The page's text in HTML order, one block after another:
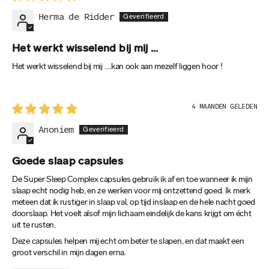
langere termijn na 5-8 weken dagelijks gebruik.
Probeer het Slaapcomplex van Gezonde Eters. Val sneller in
slaap en slaap langer en beter. 👌
kopen
Sta weer fris en vol energie op
en geest
Val snel en diep in slaap en geniet eindelijk van een
welverdiende ontspanning
Veilig ontspannen en omgaan met alledaagse stress
Slaap beter na een jetlag of nachtdienst
Een uniek complex van natuurlijke stoffen, samengesteld
door experts
Je bent minder traag en wordt productiever
Een betere nachtrust voor een betere levenskwaliteit
(Valeriana offi cinalis)
1 DOSIS (2 CAPSULES)
100 mg
ACTIEVE BESTANDDELEN
Magnesium (magnesium threonaat)
50 mg
13,3 % RI
*RI –> Referentie-inname van een gemiddelde volwassene (8400 kJ /
Herma de Ridder
Het werkt wisselend bij mij …
Het werkt wisselend bij mij ….kan ook aan mezelf liggen hoor !
4 MAANDEN GELEDEN
Anoniem
Goede slaap capsules
De Super Sleep Complex capsules gebruik ik af en toe wanneer ik mijn
slaap echt nodig heb, en ze werken voor mij ontzettend goed. Ik merk
meteen dat ik rustiger in slaap val, op tijd inslaap en de hele nacht goed
doorslaap. Het voelt alsof mijn lichaam eindelijk de kans krijgt om écht
uit te rusten.
Deze capsules helpen mij echt om beter te slapen, en dat maakt een
groot verschil in mijn dagen erna.